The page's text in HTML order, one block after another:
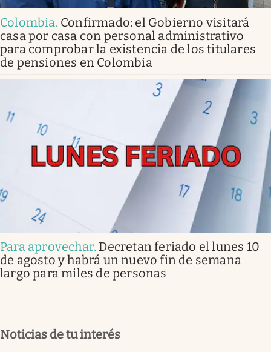
Colombia. Confirmado: el Gobierno visitará
casa por casa con personal administrativo
para comprobar la existencia de los titulares
de pensiones en Colombia
Para aprovechar. Decretan feriado el lunes 10
de agosto y habrá un nuevo fin de semana
largo para miles de personas
Noticias de tu interés